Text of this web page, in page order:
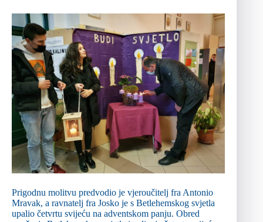
Prigodnu molitvu predvodio je vjeroučitelj fra Antonio
Mravak, a ravnatelj fra Josko je s Betlehemskog svjetla
upalio četvrtu svijeću na adventskom panju. Obred